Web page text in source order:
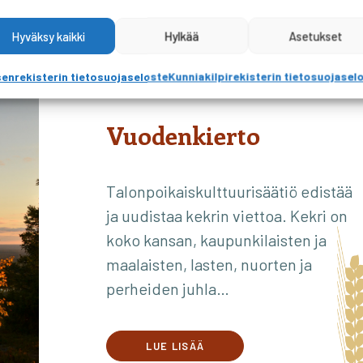
Hyväksy kaikki Hylkää Asetukset
tietosuojaselosteKunniakilpirekisterin
Vuodenkierto
Talonpoikaiskulttuurisäätiö edistää
ja uudistaa kekrin viettoa. Kekri on
koko kansan, kaupunkilaisten ja
maalaisten, lasten, nuorten ja
perheiden juhla…
LUE LISÄÄ